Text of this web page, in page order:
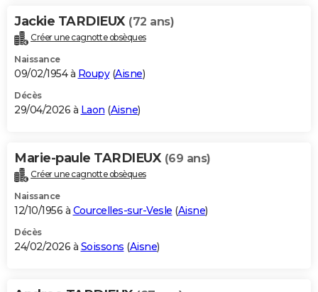
Carte de Noël
Carte Bonne année
Carte Saint-Valentin
Carte Pâques
Carte d'anniversaire
DICTIONNAIRE
Dictionnaire
Biographies
Citations
Expressions
Proverbes
PROGRAMME TV
S'inscrire
Se connecter
Lycées
Collèges
Primaires
Universités
Entreprises
Service militaire
Avis de recherche
AVIS DE DÉCÈS
Bricolage
Lifestyle
Culture
Sport
Auto
Television
Voyage
Cinema
Jackie TARDIEUX (72 ans)
Créer une cagnotte obsèques
Naissance
09/02/1954 à Roupy(Aisne)
Décès
29/04/2026 à Laon (Aisne)
Marie-paule TARDIEUX (69 ans)
Créer une cagnotte obsèques
Naissance
12/10/1956 à Courcelles-sur-Vesle (Aisne)
Décès
24/02/2026 à Soissons (Aisne)